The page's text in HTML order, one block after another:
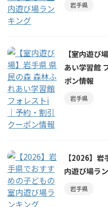
岩手県
【室内遊び
あい学習館
ポン情報
岩手県
【2026】
内遊び場ラ
岩手県